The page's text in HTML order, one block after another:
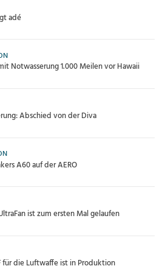
adé
Notwasserung 1.000 Meilen vor Hawaii
Abschied von der Diva
A60 auf der AERO
ist zum ersten Mal gelaufen
für die Luftwaffe ist in Produktion